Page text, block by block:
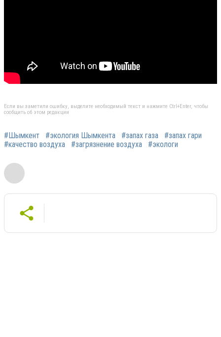
Если вы заметили ошибку, выделите необходимый текст и нажмите Ctrl+Enter, чтобы
сообщить об этом редакции
#Шымкент #экология Шымкента #запах газа
#запах гари
#качество воздуха
#загрязнение воздуха #экологи